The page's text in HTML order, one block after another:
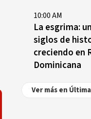
10:00 AM
La esgrima:
siglos de
creciendo en
Dominicana
Ver más en